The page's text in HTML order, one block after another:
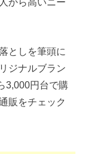
としを筆頭に
ジナルブラン
3,000円台で購
販をチェック